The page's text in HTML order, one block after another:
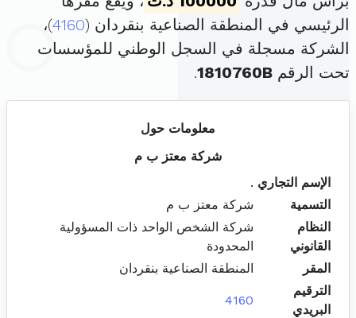
الرئيسي في المنطقة الصناعية بنقردان (4160)،
الشركة مسجلة في السجل الوطني للمؤسسات
تحت الرقم 1810760B
.
معلومات حول
شركة معتز ب م
الإسم التجاري .
التسمية
شركة معتز ب م
النظام
القانوني
شركة الشخص الواحد ذات المسؤولية
المحدودة
المقر
المنطقة الصناعية بنقردان
الترقيم
البريدي
4160